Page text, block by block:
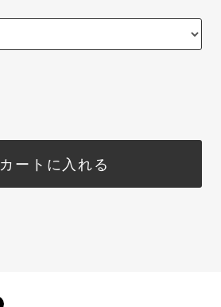
カートに入れる